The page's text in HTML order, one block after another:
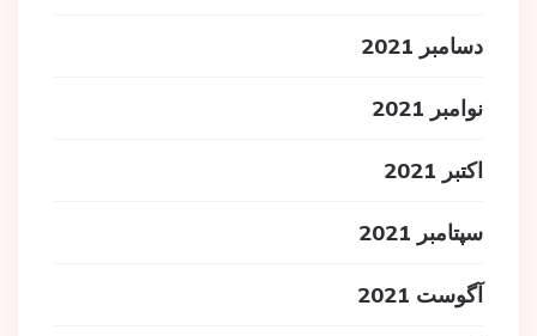
دسامبر 2021
نوامبر 2021
اکتبر 2021
سپتامبر 2021
آگوست 2021